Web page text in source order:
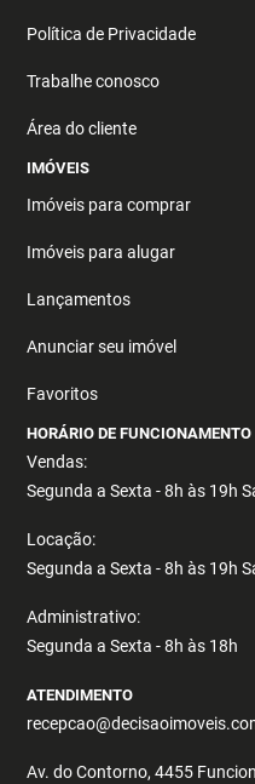
Política de Privacidade
Trabalhe conosco
Área do cliente
IMÓVEIS
Imóveis para comprar
Imóveis para alugar
Lançamentos
Anunciar seu imóvel
Favoritos
HORÁRIO DE FUNCIONAMENTO
Vendas:
Segunda a Sexta - 8h às 19h
Locação:
Segunda a Sexta - 8h às 19h
Administrativo:
Segunda a Sexta - 8h às 18h
ATENDIMENTO
Av. do Contorno, 4455